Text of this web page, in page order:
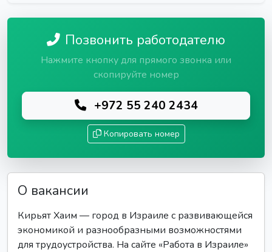
Позвонить работодателю
Нажмите кнопку для прямого звонка или
скопируйте номер
+972 55 240 2434
Копировать номер
О вакансии
Кирьят Хаим — город в Израиле с развивающейся
экономикой и разнообразными возможностями
для трудоустройства. На сайте «Работа в Израиле»